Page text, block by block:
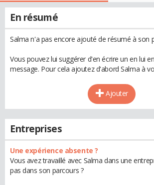
En résumé
Salma n'a pas encore ajouté de résumé à son
Vous pouvez lui suggérer d'en écrire un en lui
message. Pour cela ajoutez d'abord Salma à
Ajouter
Entreprises
Une expérience absente ?
Vous avez travaillé avec Salma dans une
pas dans son parcours ?